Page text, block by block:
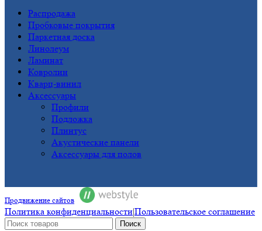
Распродажа
Пробковые покрытия
Паркетная доска
Линолеум
Ламинат
Ковролин
Кварц-винил
Аксессуары
Профили
Подложка
Плинтус
Акустические панели
Аксессуары для полов
Продвижение сайтов
Политика конфиденциальности|Пользовательское соглашение
Поиск